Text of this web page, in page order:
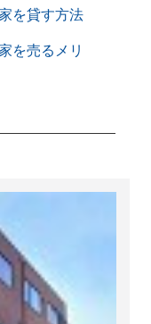
を貸す方法
を売るメリ